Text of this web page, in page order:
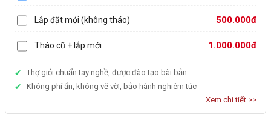
Lắp đặt mới (không tháo) 500.000đ
Tháo cũ + lắp mới 1.000.000đ
Thợ giỏi chuẩn tay nghề, được đào tạo bài bản
Không phí ẩn, không vẽ vời, bảo hành nghiêm túc
Xem chi tiết >>